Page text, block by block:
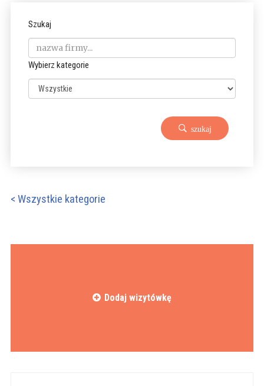
Szukaj
Wybierz kategorie
szukaj
< Wszystkie kategorie
Dodaj wizytówkę